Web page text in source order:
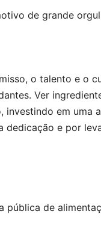
de grande
o talento e o
Ver
em uma
e por
pública de